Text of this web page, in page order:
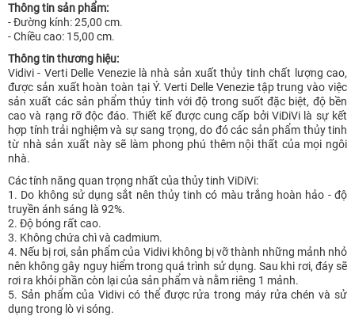
Thông tin sản phẩm:
- Đường kính: 25,00 cm.
- Chiều cao: 15,00 cm.
Thông tin thương hiệu:
Vidivi - Verti Delle Venezie là nhà sản xuất thủy tinh chất lượng cao,
được sản xuất hoàn toàn tại Ý. Verti Delle Venezie tập trung vào việc
sản xuất các sản phẩm thủy tinh với độ trong suốt đặc biệt, độ bền
cao và rạng rỡ độc đáo. Thiết kế được cung cấp bởi ViDiVi là sự kết
hợp tính trải nghiệm và sự sang trọng, do đó các sản phẩm thủy tinh
từ nhà sản xuất này sẽ làm phong phú thêm nội thất của mọi ngôi
nhà.
Các tính năng quan trọng nhất của thủy tinh ViDiVi:
1. Do không sử dụng sắt nên thủy tinh có màu trắng hoàn hảo - độ
truyền ánh sáng là 92%.
2. Độ bóng rất cao.
3. Không chứa chì và cadmium.
4. Nếu bị rơi, sản phẩm của Vidivi không bị vỡ thành những mảnh nhỏ
nên không gây nguy hiểm trong quá trình sử dụng. Sau khi rơi, đáy sẽ
rơi ra khỏi phần còn lại của sản phẩm và nằm riêng 1 mảnh.
5. Sản phẩm của Vidivi có thể được rửa trong máy rửa chén và sử
dụng trong lò vi sóng.